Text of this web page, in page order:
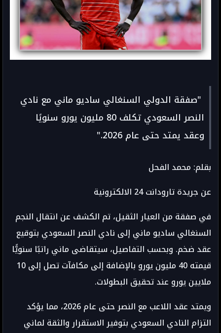
"صفقة الدولي السنغالي ساديو ماني مع نادي
النصر السعودي تكلف 80 مليون يورو سنويًا
وعقد يمتد حتى عام 2026."
بقلم: محمد الفحل
عن جريدة تارودانت 24 الالكترونية
في صفقة من العيار الثقيل، تم الكشف عن انتقال النجم
السنغالي ساديو ماني إلى نادي النصر السعودي بتوقيع
عقد ضخم. وبحسب التفاصيل، سيتقاضى ماني راتبًا سنويًّا
قيمته 40 مليون يورو بالإضافة إلى مكافآت تصل إلى 10
ملايين يورو عند تحقيق البطولات.
ويمتد عقد اللاعب مع النصر حتى عام 2026، مما يؤكد
التزام النادي السعودي بتوفير الاستقرار والثقة لماني